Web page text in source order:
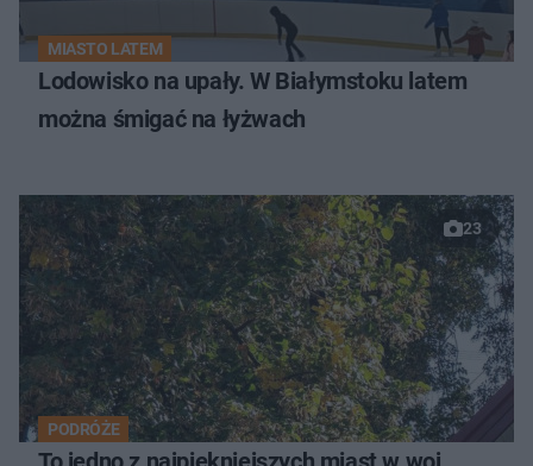
MIASTO LATEM
Lodowisko na upały. W Białymstoku latem
można śmigać na łyżwach
23
PODRÓŻE